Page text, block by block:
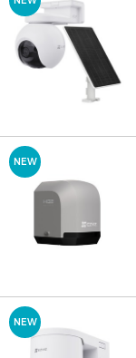
NEW
NEW